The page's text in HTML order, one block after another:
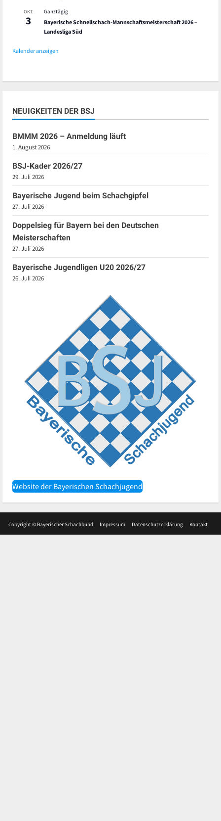
OKT.
3
Ganztägig
Bayerische Schnellschach-Mannschaftsmeisterschaft 2026 –
Landesliga Süd
Kalender anzeigen
NEUIGKEITEN DER BSJ
BMMM 2026 – Anmeldung läuft
1. August 2026
BSJ-Kader 2026/27
29. Juli 2026
Bayerische Jugend beim Schachgipfel
27. Juli 2026
Doppelsieg für Bayern bei den Deutschen
Meisterschaften
27. Juli 2026
Bayerische Jugendligen U20 2026/27
26. Juli 2026
Website der Bayerischen Schachjugend
Copyright © Bayerischer Schachbund Impressum Datenschutzerklärung Kontakt